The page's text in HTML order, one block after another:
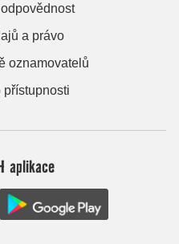
a právo
oznamovatelů
přístupnosti
aplikace